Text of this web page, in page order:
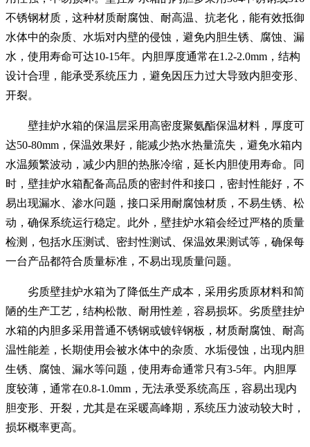
不锈钢材质，这种材质耐腐蚀、耐高温、抗老化，能有效抵御
水体中的杂质、水垢对内壁的侵蚀，避免内胆生锈、腐蚀、漏
水，使用寿命可达10-15年。内胆厚度通常在1.2-2.0mm，结构
设计合理，能承受系统压力，避免因压力过大导致内胆变形、
开裂。
壁挂炉水箱的保温层采用高密度聚氨酯保温材料，厚度可
达50-80mm，保温效果好，能减少热水热量流失，避免水箱内
水温频繁波动，减少内胆的热胀冷缩，延长内胆使用寿命。同
时，壁挂炉水箱配备高品质的密封件和接口，密封性能好，不
易出现漏水、渗水问题，接口采用耐腐蚀材质，不易生锈、松
动，确保系统运行稳定。此外，壁挂炉水箱会经过严格的质量
检测，包括水压测试、密封性测试、保温效果测试等，确保每
一台产品都符合质量标准，不易出现质量问题。
劣质壁挂炉水箱为了降低生产成本，采用劣质原材料和简
陋的生产工艺，结构松散、耐用性差，容易损坏。劣质壁挂炉
水箱的内胆多采用普通不锈钢或镀锌钢板，材质耐腐蚀、耐高
温性能差，长期使用会被水体中的杂质、水垢侵蚀，出现内胆
生锈、腐蚀、漏水等问题，使用寿命通常只有3-5年。内胆厚
度较薄，通常在0.8-1.0mm，无法承受系统高压，容易出现内
胆变形、开裂，尤其是在采暖高峰期，系统压力波动较大时，
损坏概率更高。